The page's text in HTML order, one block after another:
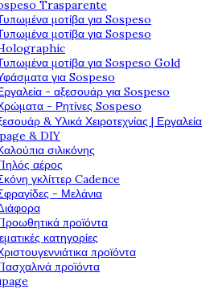
Trasparente
μοτίβα για Sospeso
μοτίβα για Sospeso
μοτίβα για Sospeso Gold
για Sospeso
- αξεσουάρ για Sospeso
- Ρητίνες Sospeso
& Υλικά Χειροτεχνίας | Εργαλεία
& DIY
σιλικόνης
αέρος
γκλίττερ Cadence
- Μελάνια
προϊόντα
κατηγορίες
προϊόντα
προϊόντα